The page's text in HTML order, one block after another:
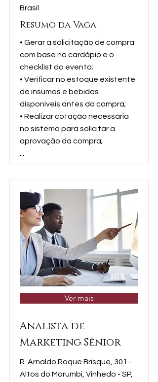
Brasil
Resumo da Vaga
• Gerar a solicitação de compra
com base no cardápio e o
checklist do evento;
• Verificar no estoque existente
de insumos e bebidas
disponíveis antes da compra;
• Realizar cotação necessária
no sistema para solicitar a
aprovação da compra;
Ver mais
Analista de
Marketing Sênior
R. Arnaldo Roque Brisque, 301 -
Altos do Morumbi, Vinhedo - SP,